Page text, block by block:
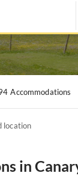
Accommodations
location
in